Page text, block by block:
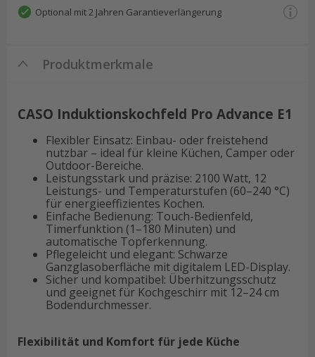
Optional mit 2 Jahren Garantieverlängerung
Produktmerkmale
CASO Induktionskochfeld Pro Advance E1
Flexibler Einsatz: Einbau- oder freistehend
nutzbar – ideal für kleine Küchen, Camper oder
Outdoor-Bereiche.
Leistungsstark und präzise: 2100 Watt, 12
Leistungs- und Temperaturstufen (60–240 °C)
für energieeffizientes Kochen.
Einfache Bedienung: Touch-Bedienfeld,
Timerfunktion (1–180 Minuten) und
automatische Topferkennung.
Pflegeleicht und elegant: Schwarze
Ganzglasoberfläche mit digitalem LED-Display.
Sicher und kompatibel: Überhitzungsschutz
und geeignet für Kochgeschirr mit 12–24 cm
Bodendurchmesser.
Flexibilität und Komfort für jede Küche